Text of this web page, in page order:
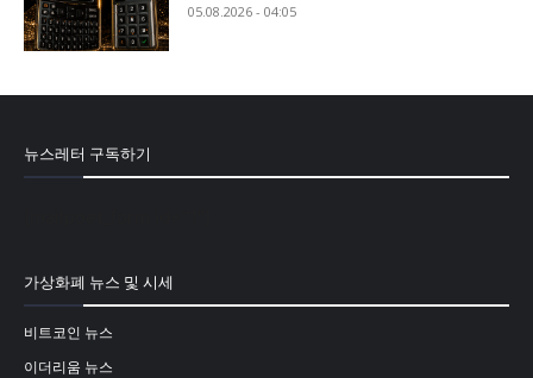
05.08.2026 - 04:05
뉴스레터 구독하기
가상화폐 뉴스 및 시세
비트코인 뉴스
이더리움 뉴스